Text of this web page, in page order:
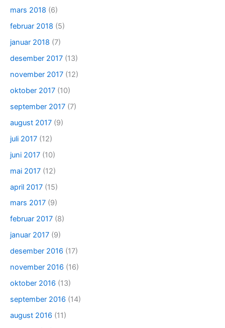
mars 2018 (6)
februar 2018 (5)
januar 2018 (7)
desember 2017 (13)
november 2017 (12)
oktober 2017 (10)
september 2017 (7)
august 2017 (9)
juli 2017 (12)
juni 2017 (10)
mai 2017 (12)
april 2017 (15)
mars 2017 (9)
februar 2017 (8)
januar 2017 (9)
desember 2016 (17)
november 2016 (16)
oktober 2016 (13)
september 2016 (14)
august 2016 (11)